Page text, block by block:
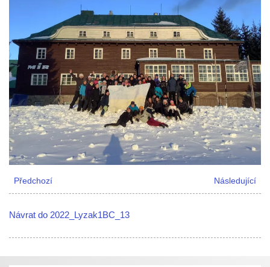
Předchozí Následující
Návrat do 2022_Lyzak1BC_13